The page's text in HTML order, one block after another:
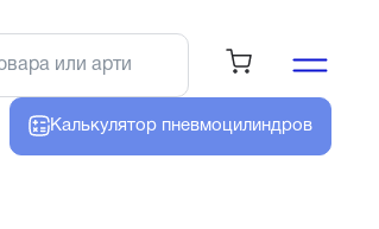
Калькулятор пневмоцилиндров